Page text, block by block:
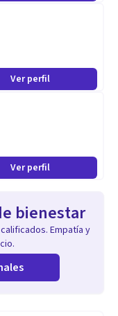
Ver perfil
Ver perfil
bienestar
Empatía y